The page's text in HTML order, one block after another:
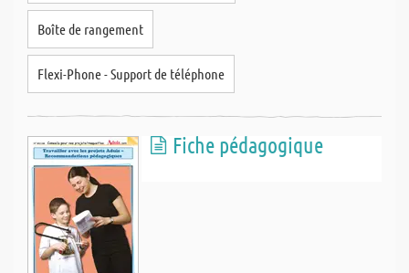
Boîte de rangement
Flexi-Phone - Support de téléphone
Fiche pédagogique